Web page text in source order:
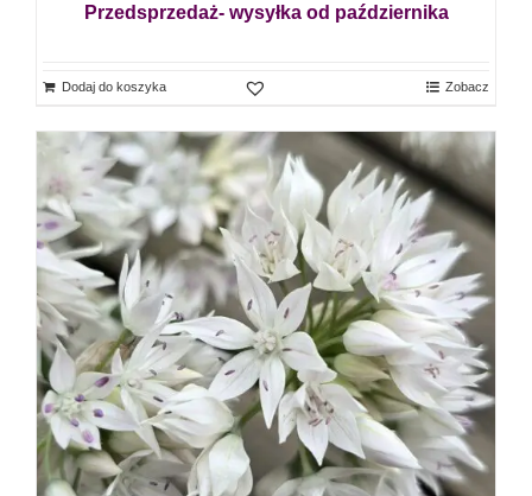
Przedsprzedaż- wysyłka od października
Dodaj do koszyka Zobacz